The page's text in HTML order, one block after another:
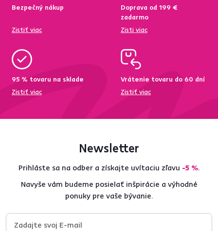
Bezpečný nákup
Zistiť viac
Doprava od 199 €
zadarmo
Zisti viac
95 % tovaru na sklade
Zistiť viac
Vrátenie tovaru do 60 dní
Zistiť viac
Newsletter
Prihláste sa na odber a získajte uvítaciu zľavu -5 %.
Navyše vám budeme posielať inšpirácie a výhodné
ponuky pre vaše bývanie.